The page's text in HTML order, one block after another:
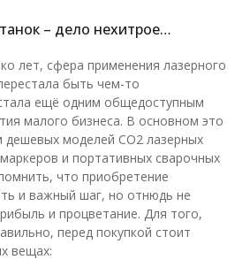
– дело нехитрое…
лет, сфера применения лазерного
быть чем-то
ещё одним общедоступным
малого бизнеса. В основном это
дешевых моделей CO2 лазерных
и портативных сварочных
что приобретение
и важный шаг, но отнюдь не
и процветание. Для того,
перед покупкой стоит
вещах: